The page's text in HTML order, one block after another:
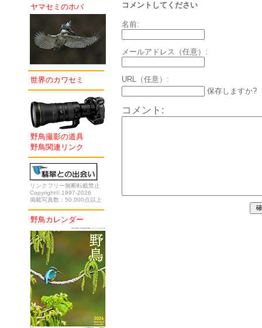
ヤマセミのホバ
世界のカワセミ
野鳥撮影の道具
野鳥関連リンク
リンクフリー無断転載禁止
Copyright© 1997-2026
掲載写真数：50,000点以上
野鳥カレンダー
コメントしてください
名前:
メールアドレス（任意）:
URL（任意）:
保存しますか?
コメント: